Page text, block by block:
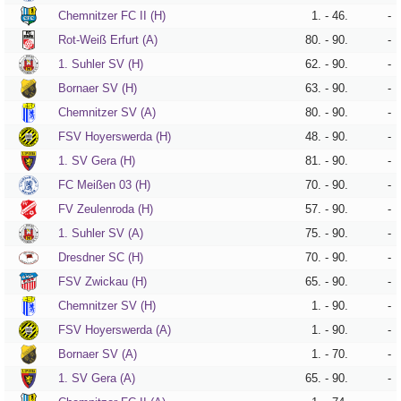
Tippspiel
Aue-
Away
Fanzine
Bilderarchiv
Aue-
Fans
On
Tour
Fanturniere
Fanfreundschaften
Downloads
Chemnitzer FC II (H)
1. - 46.
-
Rot-Weiß Erfurt (A)
80. - 90.
-
1. Suhler SV (H)
62. - 90.
-
Bornaer SV (H)
63. - 90.
-
Chemnitzer SV (A)
80. - 90.
-
FSV Hoyerswerda (H)
48. - 90.
-
1. SV Gera (H)
81. - 90.
-
FC Meißen 03 (H)
70. - 90.
-
FV Zeulenroda (H)
57. - 90.
-
1. Suhler SV (A)
75. - 90.
-
Dresdner SC (H)
70. - 90.
-
FSV Zwickau (H)
65. - 90.
-
Chemnitzer SV (H)
1. - 90.
-
FSV Hoyerswerda (A)
1. - 90.
-
Bornaer SV (A)
1. - 70.
-
1. SV Gera (A)
65. - 90.
-